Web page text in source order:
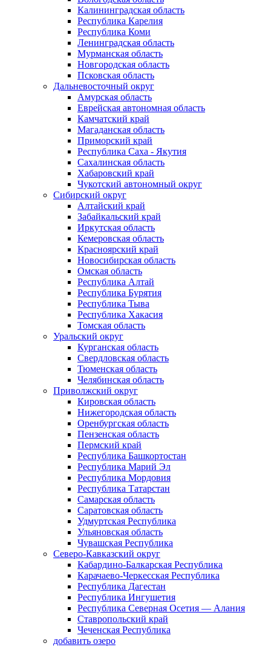
Калининградская область
Республика Карелия
Республика Коми
Ленинградская область
Мурманская область
Новгородская область
Псковская область
Дальневосточный округ
Амурская область
Еврейская автономная область
Камчатский край
Магаданская область
Приморский край
Республика Саха - Якутия
Сахалинская область
Хабаровский край
Чукотский автономный округ
Сибирский округ
Алтайский край
Забайкальский край
Иркутская область
Кемеровская область
Красноярский край
Новосибирская область
Омская область
Республика Алтай
Республика Бурятия
Республика Тыва
Республика Хакасия
Томская область
Уральский округ
Курганская область
Свердловская область
Тюменская область
Челябинская область
Приволжский округ
Кировская область
Нижегородская область
Оренбургская область
Пензенская область
Пермский край
Республика Башкортостан
Республика Марий Эл
Республика Мордовия
Республика Татарстан
Самарская область
Саратовская область
Удмуртская Республика
Ульяновская область
Чувашская Республика
Северо-Кавказский округ
Кабардино-Балкарская Республика
Карачаево-Черкесская Республика
Республика Дагестан
Республика Ингушетия
Республика Северная Осетия — Алания
Ставропольский край
Чеченская Республика
добавить озеро